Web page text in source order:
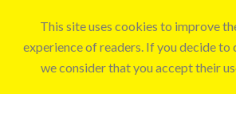
This site uses cookies to improve
experience of readers. If you decide
we consider that you accept their